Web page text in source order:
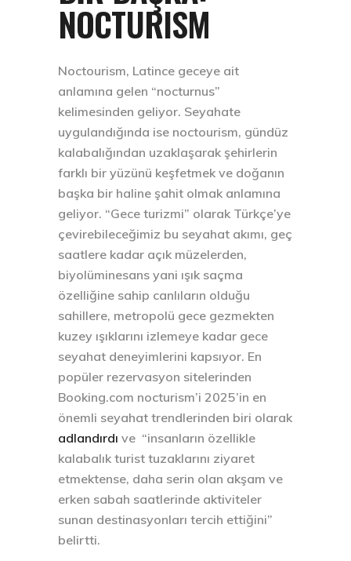
NOCTURISM
Noctourism, Latince geceye ait
anlamına gelen “nocturnus”
kelimesinden geliyor. Seyahate
uygulandığında ise noctourism, gündüz
kalabalığından uzaklaşarak şehirlerin
farklı bir yüzünü keşfetmek ve doğanın
başka bir haline şahit olmak anlamına
geliyor. “Gece turizmi” olarak Türkçe’ye
çevirebileceğimiz bu seyahat akımı, geç
saatlere kadar açık müzelerden,
biyolüminesans yani ışık saçma
özelliğine sahip canlıların olduğu
sahillere, metropolü gece gezmekten
kuzey ışıklarını izlemeye kadar gece
seyahat deneyimlerini kapsıyor. En
popüler rezervasyon sitelerinden
Booking.com nocturism’i 2025’in en
önemli seyahat trendlerinden biri olarak
adlandırdı ve “insanların özellikle
kalabalık turist tuzaklarını ziyaret
etmektense, daha serin olan akşam ve
erken sabah saatlerinde aktiviteler
sunan destinasyonları tercih ettiğini”
belirtti.